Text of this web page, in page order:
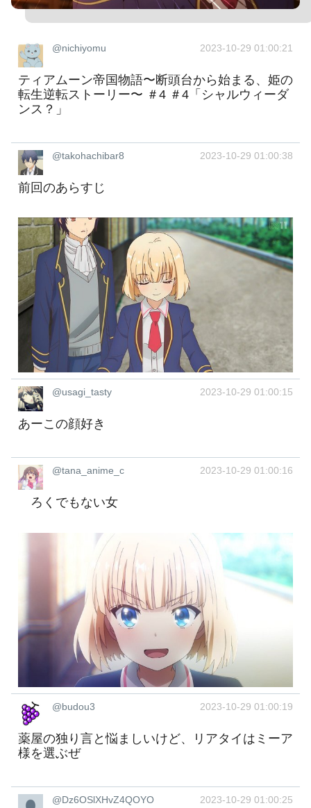
@nichiyomu 2023-10-29 01:00:21
ティアムーン帝国物語〜断頭台から始まる、姫の
転生逆転ストーリー〜 ＃4 ＃4「シャルウィーダ
ンス？」
@takohachibar8 2023-10-29 01:00:38
前回のあらすじ
@usagi_tasty 2023-10-29 01:00:15
あーこの顔好き
@tana_anime_c 2023-10-29 01:00:16
ろくでもない女
@budou3 2023-10-29 01:00:19
薬屋の独り言と悩ましいけど、リアタイはミーア
様を選ぶぜ
@Dz6OSlXHvZ4QOYO 2023-10-29 01:00:25